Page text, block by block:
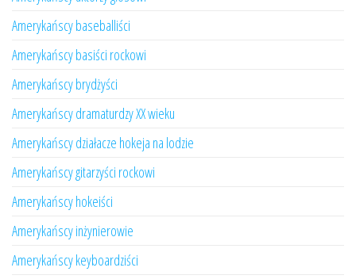
Amerykańscy baseballiści
Amerykańscy basiści rockowi
Amerykańscy brydżyści
Amerykańscy dramaturdzy XX wieku
Amerykańscy działacze hokeja na lodzie
Amerykańscy gitarzyści rockowi
Amerykańscy hokeiści
Amerykańscy inżynierowie
Amerykańscy keyboardziści